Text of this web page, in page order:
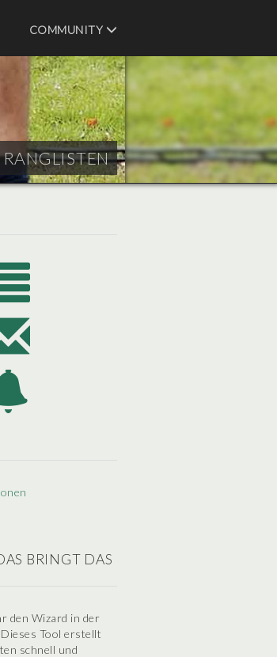
COMMUNITY
BRINGT DAS
den Wizard in der
Tool erstellt
schnell und